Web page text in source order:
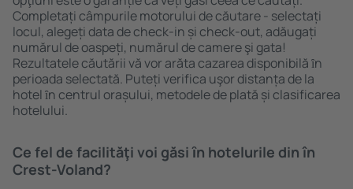
Completați câmpurile motorului de căutare - selectați
locul, alegeți data de check-in și check-out, adăugați
numărul de oaspeți, numărul de camere şi gata!
Rezultatele căutării vă vor arăta cazarea disponibilă ȋn
perioada selectată. Puteți verifica uşor distanța de la
hotel ȋn centrul orașului, metodele de plată și clasificarea
hotelului.
Ce fel de facilităţi voi găsi ȋn hotelurile din în
Crest-Voland?